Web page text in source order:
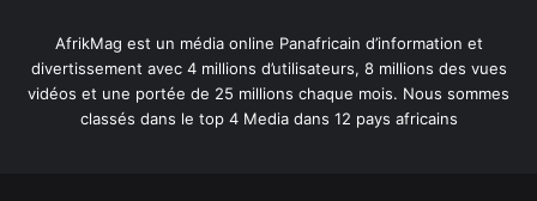
AfrikMag est un média online Panafricain d’information et
divertissement avec 4 millions d’utilisateurs, 8 millions des vues
vidéos et une portée de 25 millions chaque mois. Nous sommes
classés dans le top 4 Media dans 12 pays africains